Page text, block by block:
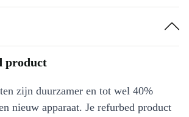
product
zijn duurzamer en tot wel 40%
nieuw apparaat. Je refurbed product